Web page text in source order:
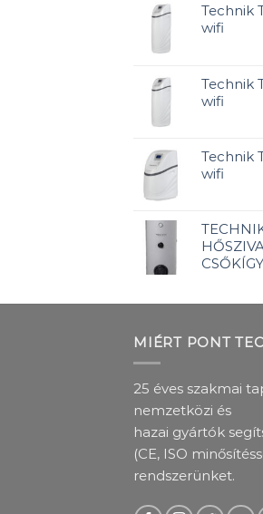
Technik
wifi
Technik
wifi
Technik
wifi
MIÉRT PONT
25 éves szakmai
nemzetközi és
hazai gyártók
(CE, ISO
rendszerünket.